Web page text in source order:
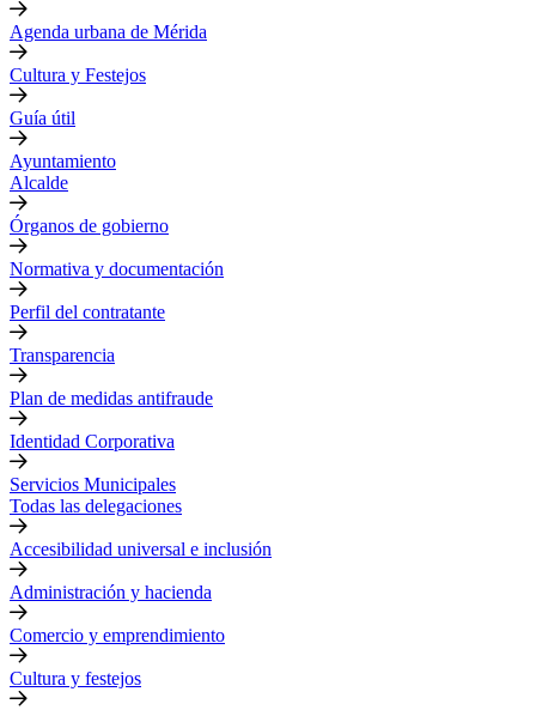
Agenda urbana de Mérida
Cultura y Festejos
Guía útil
Ayuntamiento
Alcalde
Órganos de gobierno
Normativa y documentación
Perfil del contratante
Transparencia
Plan de medidas antifraude
Identidad Corporativa
Servicios Municipales
Todas las delegaciones
Accesibilidad universal e inclusión
Administración y hacienda
Comercio y emprendimiento
Cultura y festejos